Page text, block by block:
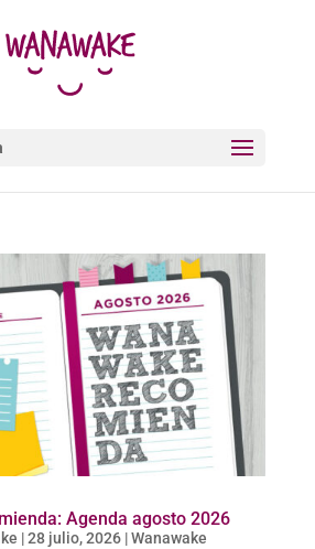
Agenda agosto 2026
|28 julio, 2026|Wanawake